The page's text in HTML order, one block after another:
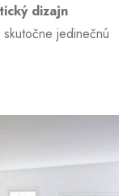
dizajn
jedinečnú